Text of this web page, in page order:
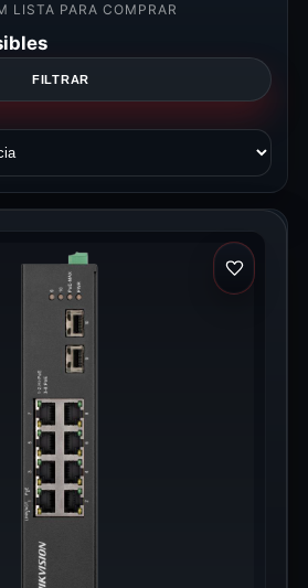
LISTA PARA COMPRAR
FILTRAR